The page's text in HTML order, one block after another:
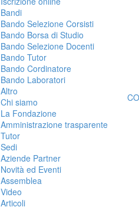
Bandi
Bando Selezione Corsisti
Bando Borsa di Studio
Bando Selezione Docenti
Bando Tutor
Bando Cordinatore
Bando Laboratori
Altro
Chi siamo
La Fondazione
Amministrazione trasparente
Tutor
Sedi
Aziende Partner
Novità ed Eventi
Assemblea
Video
Articoli